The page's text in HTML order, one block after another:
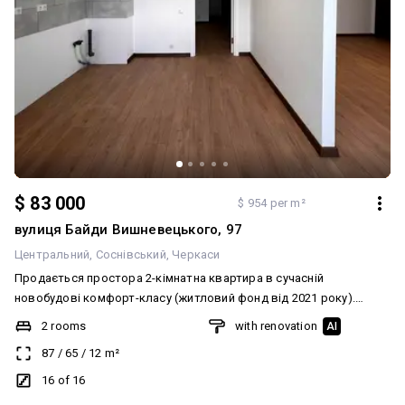
$ 83 000 $ 954 per m²
вулиця Байди Вишневецького, 97
Центральний Соснівський Черкаси
Продається простора 2-кімнатна квартира в сучасній
новобудові комфорт-класу (житловий фонд від 2021 року).
Розташована на 16 поверсі з 17, загальна площа — 87 м², кухня —
можливістю облаштування гардеробної Централізоване
опалення Ліфт Без меблів Світла та простора квартира з
2 rooms
87 / 65 / 12 m²
16 of 16
with renovation AI